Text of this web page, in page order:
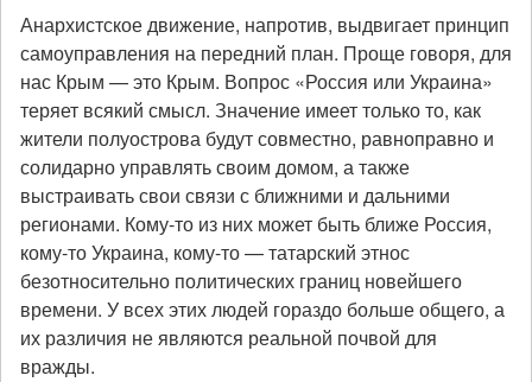
Анархистское движение, напротив, выдвигает принцип
самоуправления на передний план. Проще говоря, для
нас Крым — это Крым. Вопрос «Россия или Украина»
теряет всякий смысл. Значение имеет только то, как
жители полуострова будут совместно, равноправно и
солидарно управлять своим домом, а также
выстраивать свои связи с ближними и дальними
регионами. Кому-то из них может быть ближе Россия,
кому-то Украина, кому-то — татарский этнос
безотносительно политических границ новейшего
времени. У всех этих людей гораздо больше общего, а
их различия не являются реальной почвой для
вражды.